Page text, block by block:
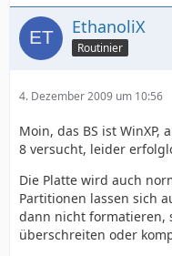
EthanoliX
Routinier
4. Dezember 2009 um 10:56
Moin, das BS ist
8 versucht, leider
Die Platte wird auch
Partitionen lassen sich
dann nicht formatieren,
überschreiten oder